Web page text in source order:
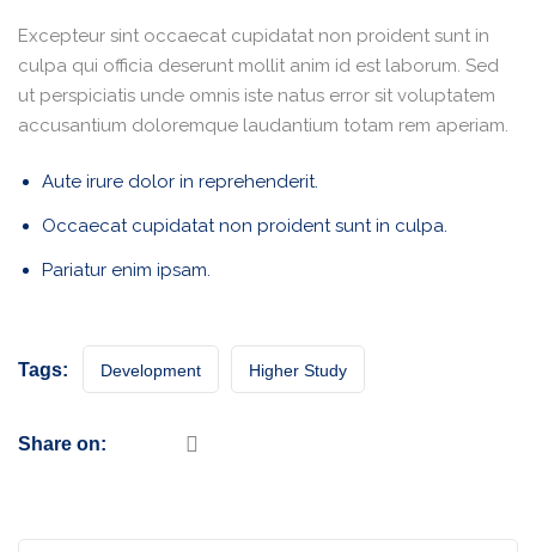
Excepteur sint occaecat cupidatat non proident sunt in
culpa qui officia deserunt mollit anim id est laborum. Sed
ut perspiciatis unde omnis iste natus error sit voluptatem
accusantium doloremque laudantium totam rem aperiam.
Aute irure dolor in reprehenderit.
Occaecat cupidatat non proident sunt in culpa.
Pariatur enim ipsam.
Tags: Development Higher Study
Share on: